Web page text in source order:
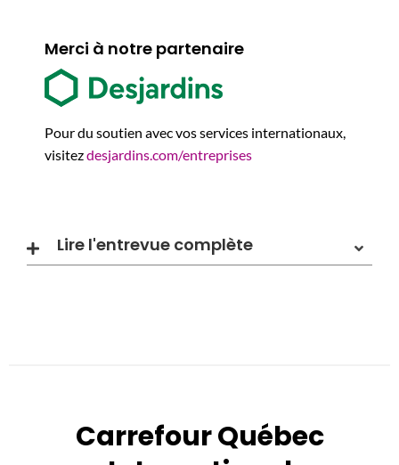
Merci à notre partenaire
Pour du soutien avec vos services internationaux,
visitezdesjardins.com/entreprises
Lire l'entrevue complète
Carrefour Québec